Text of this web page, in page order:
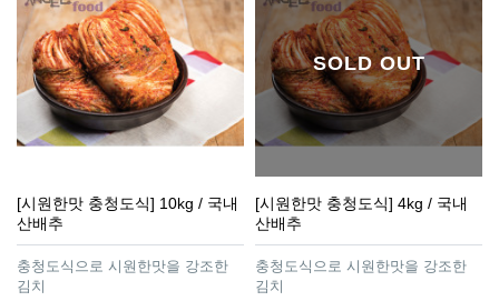
[시원한맛 충청도식] 10kg / 국내
산배추
충청도식으로 시원한맛을 강조한
김치
SOLD OUT
[시원한맛 충청도식] 4kg / 국내
산배추
충청도식으로 시원한맛을 강조한
김치